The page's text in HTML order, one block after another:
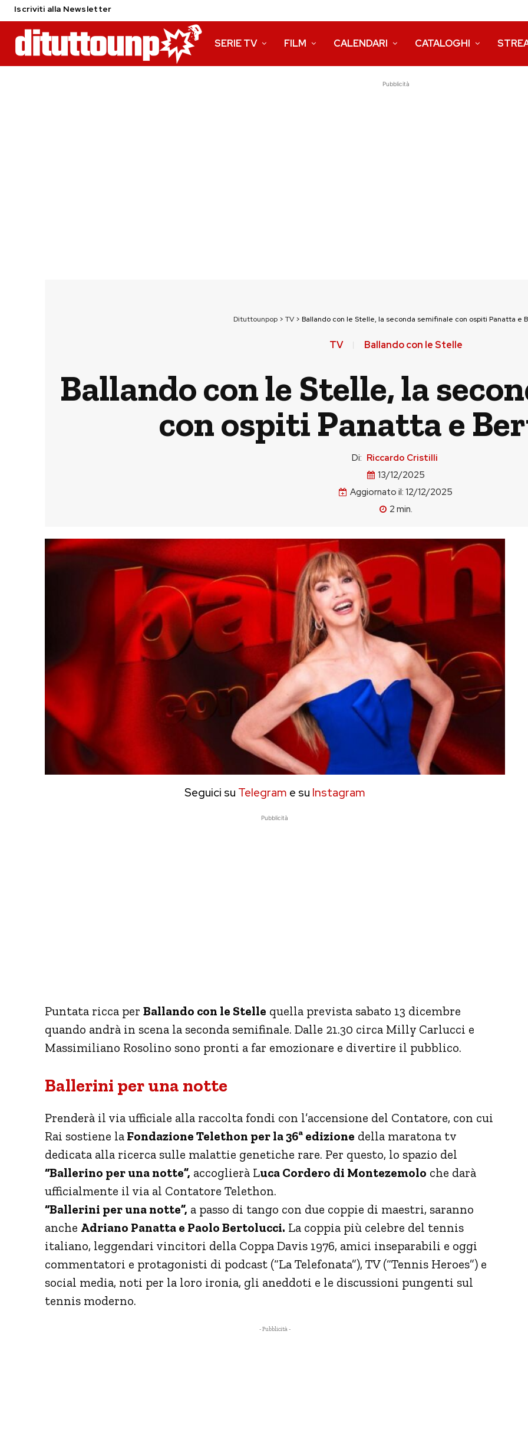
Iscriviti alla Newsletter
SERIE TV FILM CALENDARI CATALOGHI
Pubblicità
Dituttounpop > TV > Ballando con le Stelle, la seconda semifinale con ospiti Panatta e
TV Ballando con le Stelle
Ballando con le Stelle, la
con ospiti Panatta e
Di: Riccardo Cristilli
13/12/2025
Aggiornato il: 12/12/2025
2 min.
Seguici su Telegram e su Instagram
Pubblicità
Puntata ricca per Ballando con le Stelle quella prevista sabato 13 dicembre
quando andrà in scena la seconda semifinale. Dalle 21.30 circa Milly Carlucci e
Massimiliano Rosolino sono pronti a far emozionare e divertire il pubblico.
Ballerini per una notte
Prenderà il via ufficiale alla raccolta fondi con l’accensione del Contatore, con cui
Rai sostiene la Fondazione Telethon per la 36ª edizione della maratona tv
dedicata alla ricerca sulle malattie genetiche rare. Per questo, lo spazio del
“Ballerino per una notte”, accoglierà Luca Cordero di Montezemolo che darà
ufficialmente il via al Contatore Telethon.
“Ballerini per una notte”, a passo di tango con due coppie di maestri, saranno
anche Adriano Panatta e Paolo Bertolucci. La coppia più celebre del tennis
italiano, leggendari vincitori della Coppa Davis 1976, amici inseparabili e oggi
commentatori e protagonisti di podcast (“La Telefonata”), TV (“Tennis Heroes”) e
social media, noti per la loro ironia, gli aneddoti e le discussioni pungenti sul
tennis moderno.
- Pubblicità -